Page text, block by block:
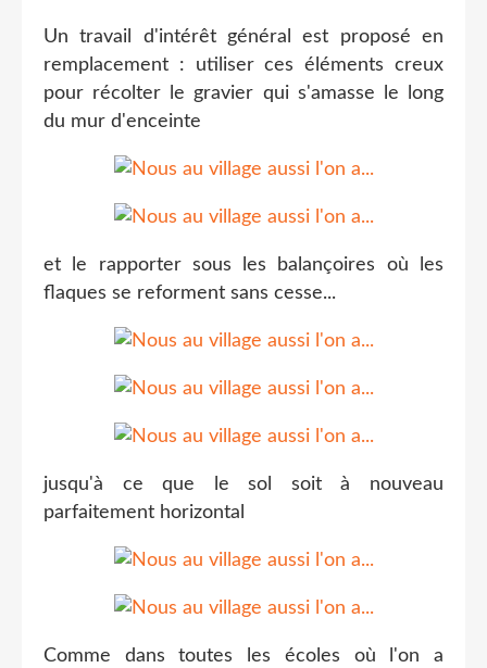
Un travail d'intérêt général est proposé en
remplacement : utiliser ces éléments creux
pour récolter le gravier qui s'amasse le long
du mur d'enceinte
et le rapporter sous les balançoires où les
flaques se reforment sans cesse...
jusqu'à ce que le sol soit à nouveau
parfaitement horizontal
Comme dans toutes les écoles où l'on a